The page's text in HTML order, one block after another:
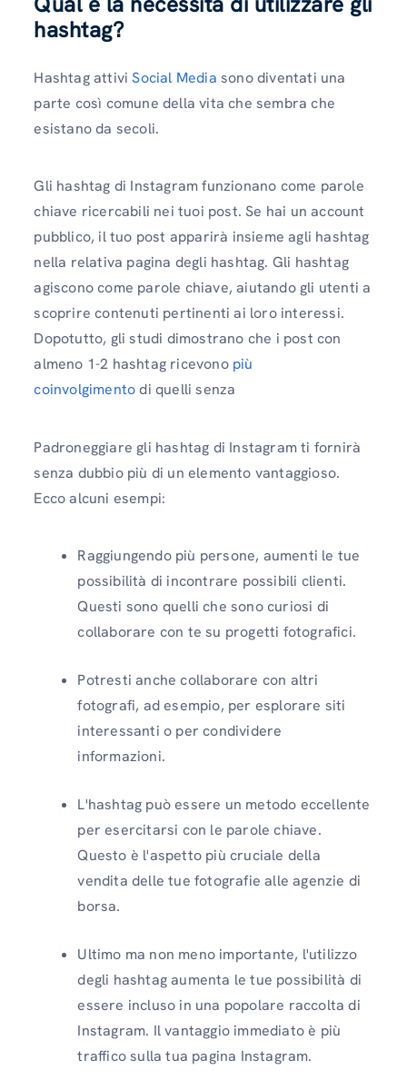
hashtag?
Hashtag attivi Social Media sono diventati una
parte così comune della vita che sembra che
esistano da secoli.
Gli hashtag di Instagram funzionano come parole
chiave ricercabili nei tuoi post. Se hai un account
pubblico, il tuo post apparirà insieme agli hashtag
nella relativa pagina degli hashtag. Gli hashtag
agiscono come parole chiave, aiutando gli utenti a
scoprire contenuti pertinenti ai loro interessi.
Dopotutto, gli studi dimostrano che i post con
almeno 1-2 hashtag ricevono più
coinvolgimentodi quelli senza
Padroneggiare gli hashtag di Instagram ti fornirà
senza dubbio più di un elemento vantaggioso.
Ecco alcuni esempi:
Raggiungendo più persone, aumenti le tue
possibilità di incontrare possibili clienti.
Questi sono quelli che sono curiosi di
collaborare con te su progetti fotografici.
Potresti anche collaborare con altri
fotografi, ad esempio, per esplorare siti
interessanti o per condividere
informazioni.
L'hashtag può essere un metodo eccellente
per esercitarsi con le parole chiave.
Questo è l'aspetto più cruciale della
vendita delle tue fotografie alle agenzie di
borsa.
Ultimo ma non meno importante, l'utilizzo
degli hashtag aumenta le tue possibilità di
essere incluso in una popolare raccolta di
Instagram. Il vantaggio immediato è più
traffico sulla tua pagina Instagram.